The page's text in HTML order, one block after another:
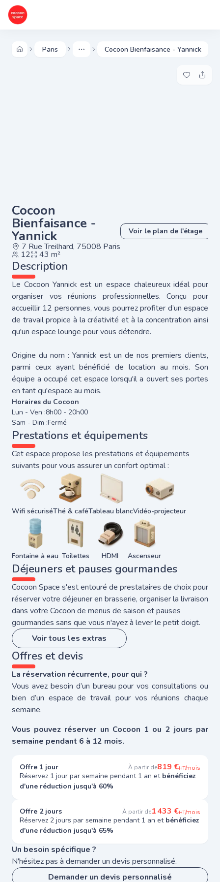
Paris More Cocoon Bienfaisance - Yannick
Ajouter à
Cocoon
Bienfaisance -
Yannick
7 Rue Treilhard, 75008 Paris
12 43 m²
Voir le plan de l'étage
Description
Le Cocoon Yannick est un espace chaleureux idéal pour
organiser vos réunions professionnelles. Conçu pour
accueillir 12 personnes, vous pourrez profiter d’un espace
de travail propice à la créativité et à la concentration ainsi
qu'un espace lounge pour vous détendre.
Origine du nom : Yannick est un de nos premiers clients,
parmi ceux ayant bénéficié de location au mois. Son
équipe a occupé cet espace lorsqu'il a ouvert ses portes
en tant qu'espace au mois.
Horaires du Cocoon
Lun - Ven :8h00 - 20h00
Sam - Dim :Fermé
Prestations et équipements
Cet espace propose les prestations et équipements
suivants pour vous assurer un confort optimal :
Wifi sécuriséThé & caféTableau blancVidéo-projecteur
Fontaine à eau Toilettes HDMI Ascenseur
Déjeuners et pauses gourmandes
Cocoon Space s'est entouré de prestataires de choix pour
réserver votre déjeuner en brasserie, organiser la livraison
dans votre Cocoon de menus de saison et pauses
gourmandes sans que vous n'ayez à lever le petit doigt.
Voir tous les extras
Offres et devis
La réservation récurrente, pour qui ?
Vous avez besoin d’un bureau pour vos consultations ou
bien d’un espace de travail pour vos réunions chaque
semaine.
Vous pouvez réserver un Cocoon 1 ou 2 jours par
semaine pendant 6 à 12 mois.
Offre 1 jour À partir de819 €HT/mois
Réservez 1 jour par semaine pendant 1 an et bénéficiez
d'une réduction jusqu'à 60%
Offre 2 jours À partir de1 433 €HT/mois
Réservez 2 jours par semaine pendant 1 an et bénéficiez
d'une réduction jusqu'à 65%
Un besoin spécifique ?
N'hésitez pas à demander un devis personnalisé.
Demander un devis personnalisé